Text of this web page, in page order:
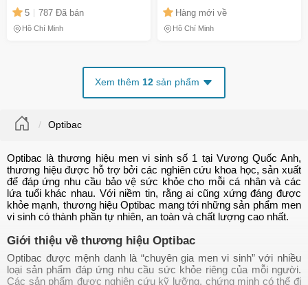
Và Sợi Fructozo Từ Anh
5 787 Đã bán
Hồ Chí Minh
sức khỏe âm đạo & tiết niệu,
hàng nhập khẩu từ Anh
Hàng mới về
Hồ Chí Minh
Xem thêm 12 sản phẩm
Optibac
Optibac là thương hiệu men vi sinh số 1 tại Vương Quốc Anh,
thương hiệu được hỗ trợ bởi các nghiên cứu khoa học, sản xuất
để đáp ứng nhu cầu bảo vệ sức khỏe cho mỗi cá nhân và các
lứa tuổi khác nhau. Với niềm tin, rằng ai cũng xứng đáng được
khỏe mạnh, thương hiệu Optibac mang tới những sản phẩm men
vi sinh có thành phần tự nhiên, an toàn và chất lượng cao nhất.
Giới thiệu về thương hiệu Optibac
Optibac được mệnh danh là “chuyên gia men vi sinh” với nhiều
loại sản phẩm đáp ứng nhu cầu sức khỏe riêng của mỗi người.
Các sản phẩm được nghiên cứu kỹ lưỡng, chứng minh có thể đi